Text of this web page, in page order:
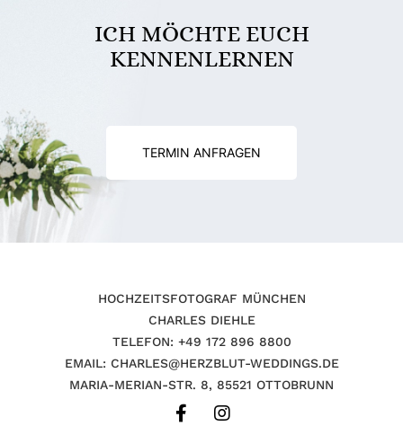
ICH MÖCHTE EUCH
KENNENLERNEN
TERMIN ANFRAGEN
HOCHZEITSFOTOGRAF MÜNCHEN
CHARLES DIEHLE
TELEFON: +49 172 896 8800
EMAIL: CHARLES@HERZBLUT-WEDDINGS.DE
MARIA-MERIAN-STR. 8, 85521 OTTOBRUNN